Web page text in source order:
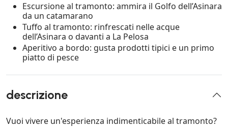
Escursione al tramonto: ammira il Golfo dell’Asinara
da un catamarano
Tuffo al tramonto: rinfrescati nelle acque
dell’Asinara o davanti a La Pelosa
Aperitivo a bordo: gusta prodotti tipici e un primo
piatto di pesce
descrizione
Vuoi vivere un'esperienza indimenticabile al tramonto?